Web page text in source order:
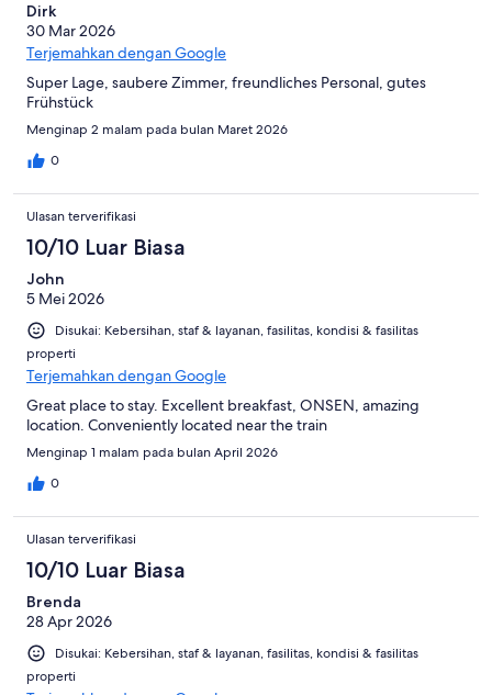
Dirk
30 Mar 2026
Terjemahkan dengan Google
Super Lage, saubere Zimmer, freundliches Personal, gutes
Frühstück
Menginap 2 malam pada bulan Maret 2026
0
Ulasan terverifikasi
10/10 Luar Biasa
John
5 Mei 2026
Disukai: Kebersihan, staf & layanan, fasilitas, kondisi & fasilitas
properti
Terjemahkan dengan Google
Great place to stay. Excellent breakfast, ONSEN, amazing
location. Conveniently located near the train
Menginap 1 malam pada bulan April 2026
0
Ulasan terverifikasi
10/10 Luar Biasa
Brenda
28 Apr 2026
Disukai: Kebersihan, staf & layanan, fasilitas, kondisi & fasilitas
properti